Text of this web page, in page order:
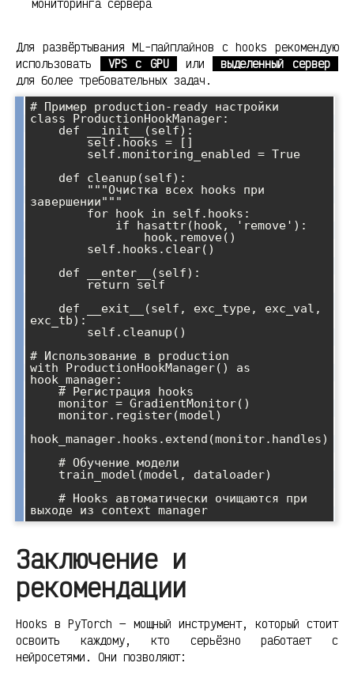
мониторинга сервера
Для развёртывания ML-пайплайнов с hooks рекомендую
использовать
VPS с GPU или
выделенный сервер
для более требовательных задач.
# Пример production-ready настройки
class ProductionHookManager:
завершении"""
exc_tb):
        self.cleanup()
# Использование в production
with ProductionHookManager() as
hook_manager:
hook_manager.hooks.extend(monitor.handles)
Заключение и
рекомендации
Hooks в PyTorch — мощный инструмент, который стоит
освоить каждому, кто серьёзно работает с
нейросетями. Они позволяют: